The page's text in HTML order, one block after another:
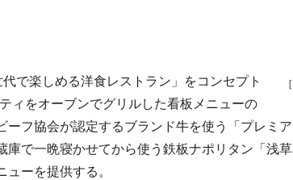
で楽しめる洋食レストラン」をコンセプト
ィをオーブンでグリルした看板メニューの
ーフ協会が認定するブランド牛を使う「プレミ
で一晩寝かせてから使う鉄板ナポリタン「浅
ーを提供する。